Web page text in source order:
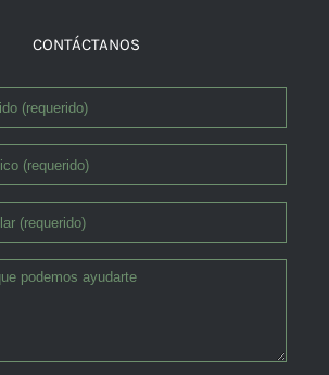
CONTÁCTANOS